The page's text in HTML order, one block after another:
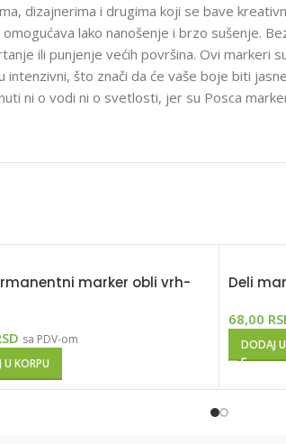
dizajnerima i drugima koji se bave
omogućava lako nanošenje i brzo sušenje.
ili punjenje većih površina. Ovi markeri
što znači da će vaše boje biti
ni o vodi ni o svetlosti, jer su Posca
marker obli vrh-
sa PDV-om
U KORPU
Deli
68,00
DODAJ